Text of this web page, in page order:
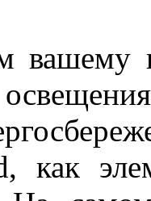
как